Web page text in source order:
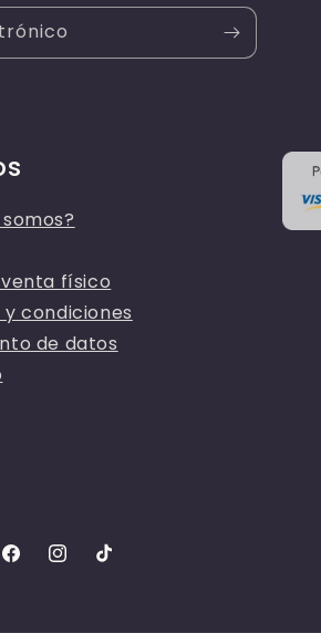
físico
condiciones
de datos
FacebookInstagram
TikTok